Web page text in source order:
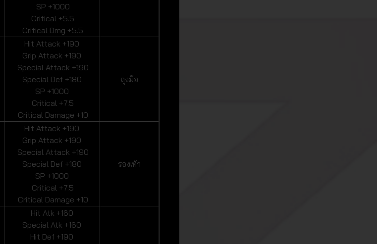
SP +1000
Critical +5.5
Critical Dmg +5.5
Hit Attack +190
Grip Attack +190
Special Attack +190
Special Def +180
SP +1000
Critical +7.5
Critical Damage +10
ถุงมือ
Hit Attack +190
Grip Attack +190
Special Attack +190
Special Def +180
SP +1000
Critical +7.5
Critical Damage +10
รองเท้า
Hit Atk +160
Special Atk +160
Hit Def +190